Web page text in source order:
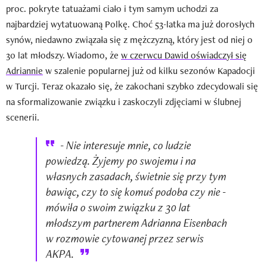
proc. pokryte tatuażami ciało i tym samym uchodzi za
najbardziej wytatuowaną Polkę. Choć 53-latka ma już dorosłych
synów, niedawno związała się z mężczyzną, który jest od niej o
30 lat młodszy. Wiadomo, że w czerwcu Dawid oświadczył się
Adriannie w szalenie popularnej już od kilku sezonów Kapadocji
w Turcji. Teraz okazało się, że zakochani szybko zdecydowali się
na sformalizowanie związku i zaskoczyli zdjęciami w ślubnej
scenerii.
- Nie interesuje mnie, co ludzie
powiedzą. Żyjemy po swojemu i na
własnych zasadach, świetnie się przy tym
bawiąc, czy to się komuś podoba czy nie -
mówiła o swoim związku z 30 lat
młodszym partnerem Adrianna Eisenbach
w rozmowie cytowanej przez serwis
AKPA.